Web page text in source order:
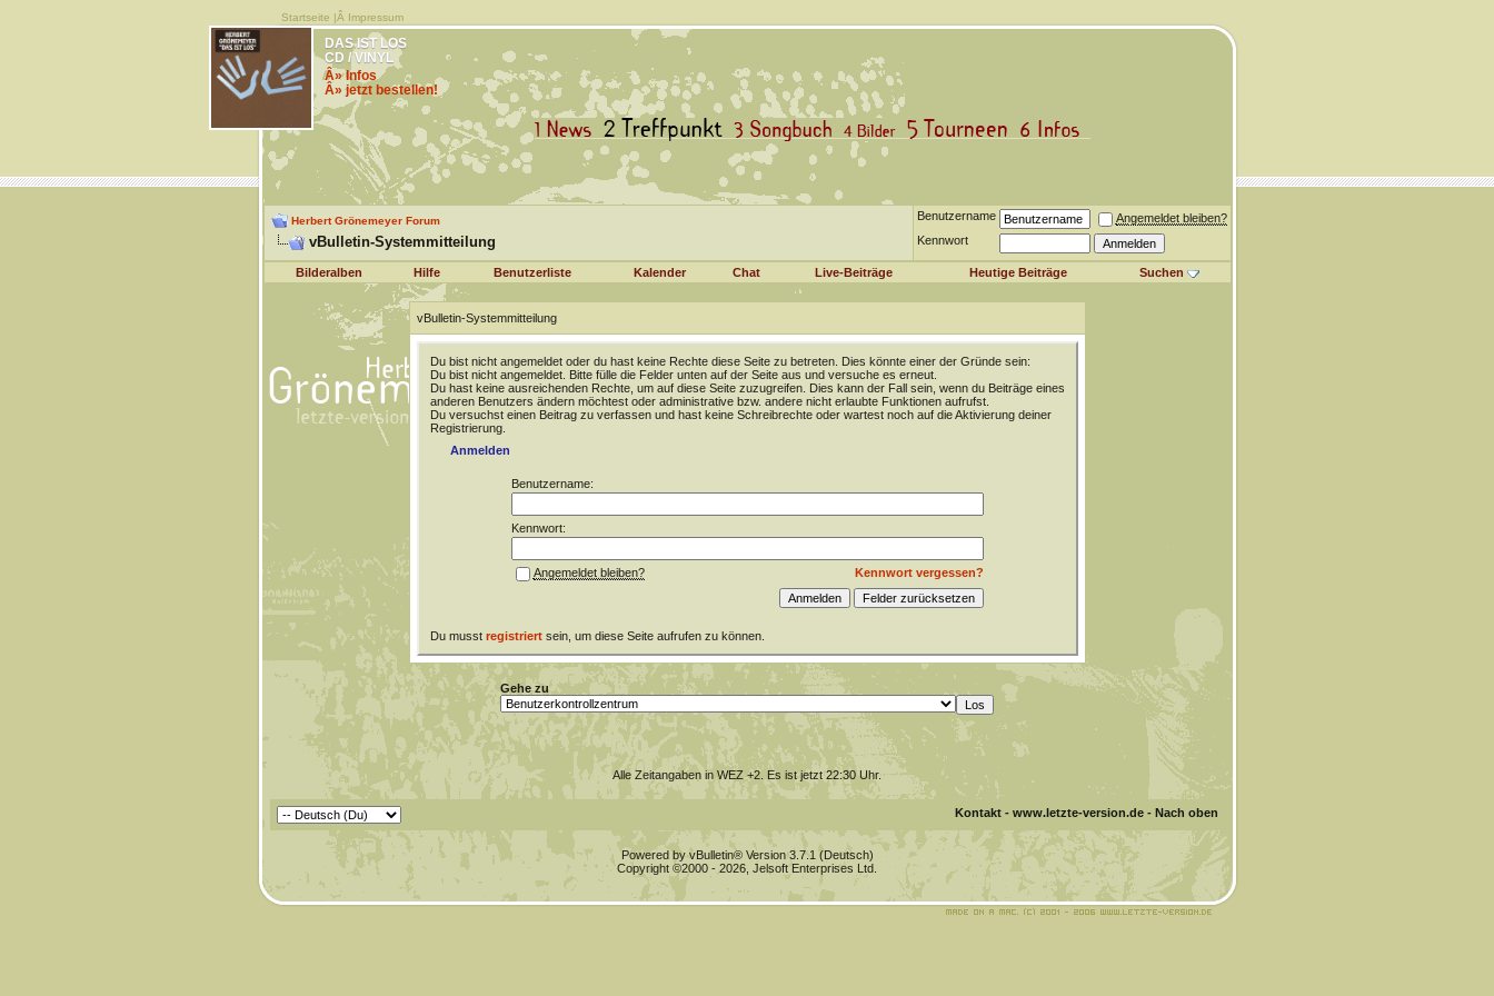
Startseite |Â Impressum
DAS IST LOS
CD / VINYL
Â» Infos
Â» jetzt bestellen!
Herbert Grönemeyer Forum
vBulletin-Systemmitteilung
Benutzername
Angemeldet bleiben?
Kennwort
Bilderalben Hilfe Benutzerliste Kalender Chat Live-Beiträge Heutige Beiträge Suchen
vBulletin-Systemmitteilung
Du bist nicht angemeldet oder du hast keine Rechte diese Seite zu betreten. Dies könnte einer der Gründe sein:
Du bist nicht angemeldet. Bitte fülle die Felder unten auf der Seite aus und versuche es erneut.
Du hast keine ausreichenden Rechte, um auf diese Seite zuzugreifen. Dies kann der Fall sein, wenn du Beiträge eines
anderen Benutzers ändern möchtest oder administrative bzw. andere nicht erlaubte Funktionen aufrufst.
Du versuchst einen Beitrag zu verfassen und hast keine Schreibrechte oder wartest noch auf die Aktivierung deiner
Registrierung.
Anmelden
Benutzername:
Kennwort:
Kennwort vergessen?
Angemeldet bleiben?
Du musst registriertsein, um diese Seite aufrufen zu können.
Gehe zu
Alle Zeitangaben in WEZ +2. Es ist jetzt22:30Uhr.
Kontakt- www.letzte-version.de- Nach oben
Powered by vBulletin® Version 3.7.1 (Deutsch)
Copyright ©2000 - 2026, Jelsoft Enterprises Ltd.